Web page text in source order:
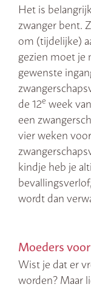
Het is
zwanger bent.
om (tijdelijke)
gezien moet je
gewenste
de 12e week
een
vier weken
kindje heb je
wordt dan
Moeders
Wist je dat er
worden? Maar